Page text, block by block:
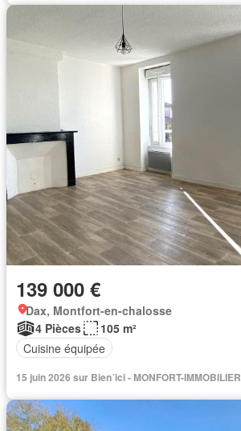
139 000 €
Dax, Montfort-en-chalosse
4 Pièces
105 m²
Cuisine équipée
15 juin 2026 sur Bien´ici - MONFORT-IMMOBILIER